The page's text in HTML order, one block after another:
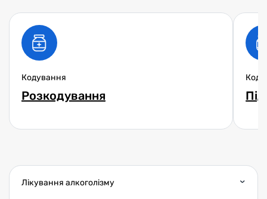
Лікування алкоголізму
Кодування
Розкодування